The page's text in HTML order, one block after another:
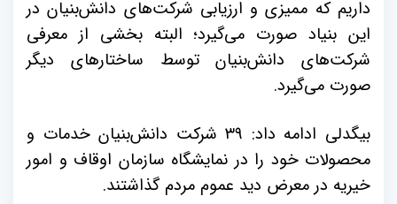
داریم که ممیزی و ارزیابی شرکت‌های دانش‌بنیان در
این بنیاد صورت می‌گیرد؛ البته بخشی از معرفی
شرکت‌های دانش‌بنیان توسط ساختارهای دیگر
صورت می‌گیرد.
بیگدلی ادامه داد: ۳۹ شرکت دانش‌بنیان خدمات و
محصولات خود را در نمایشگاه سازمان اوقاف و امور
خیریه در معرض دید عموم مردم گذاشتند.